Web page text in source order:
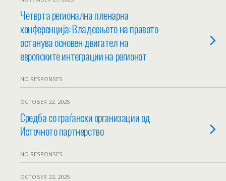
Четврта регионална пленарна
конференција: Владеењето на правото
останува основен двигател на
европските интеграции на регионот
NO RESPONSES
OCTOBER 22, 2025
Средба со граѓански организации од
Источното партнерство
NO RESPONSES
OCTOBER 22, 2025